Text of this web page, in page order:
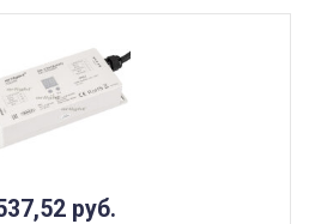
руб.